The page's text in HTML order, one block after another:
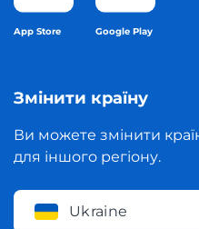
App Store Google Play
Змінити країну
Ви можете змінити
для іншого регіону.
Ukraine